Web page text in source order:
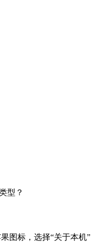
型？
图标，选择“关于本机”